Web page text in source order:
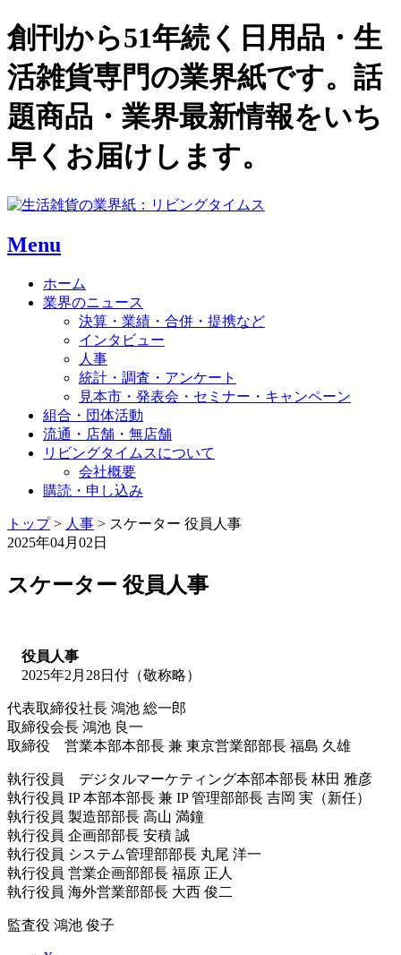
創刊から51年続く日用品・生
活雑貨専門の業界紙です。話
題商品・業界最新情報をいち
早くお届けします。
Menu
ホーム
業界のニュース
決算・業績・合併・提携など
インタビュー
人事
統計・調査・アンケート
見本市・発表会・セミナー・キャンペーン
組合・団体活動
流通・店舗・無店舗
リビングタイムスについて
会社概要
購読・申し込み
トップ> 人事 > スケーター 役員人事
2025年04月02日
スケーター 役員人事
役員人事
2025年2月28日付（敬称略）
代表取締役社長 鴻池 総一郎
取締役会長 鴻池 良一
取締役 営業本部本部長 兼 東京営業部部長 福島 久雄
執行役員 デジタルマーケティング本部本部長 林田 雅彦
執行役員 IP 本部本部長 兼 IP 管理部部長 吉岡 実（新任）
執行役員 製造部部長 高山 満鐘
執行役員 企画部部長 安積 誠
執行役員 システム管理部部長 丸尾 洋一
執行役員 営業企画部部長 福原 正人
執行役員 海外営業部部長 大西 俊二
監査役 鴻池 俊子